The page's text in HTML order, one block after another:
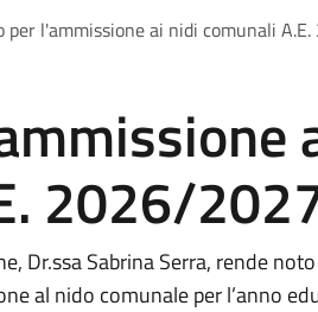
per l'ammissione ai nidi comunali
2026/
Dr.ssa Sabrina Serra, rende
al nido comunale per l’anno